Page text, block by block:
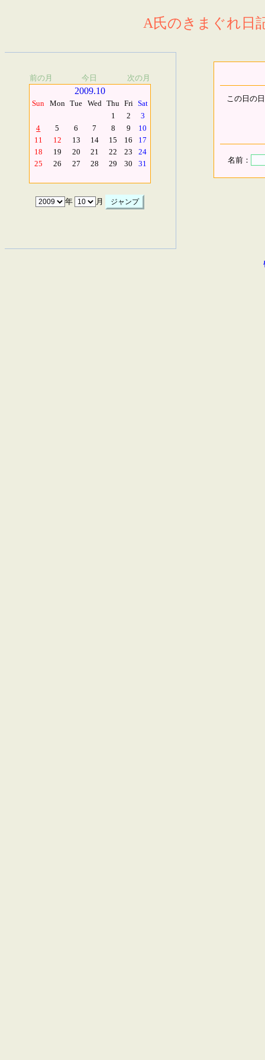
A氏のきまぐれ日
前の月 今日 次の月
2009.10
Sun Mon Tue Wed Thu Fri Sat
1
2
3
4
5 6 7 8 9
10
11
12 13 14 15 16
17
18
19 20 21 22 23
24
25
26 27 28 29 30 31
年 月
この日の
名前：